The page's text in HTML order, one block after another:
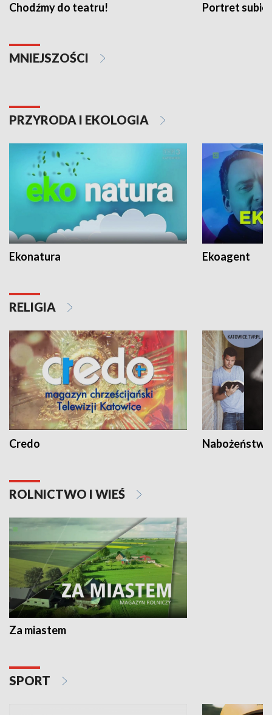
Chodźmy do teatru! Portret
MNIEJSZOŚCI
PRZYRODA I EKOLOGIA
Ekonatura Ekoagent
RELIGIA
Credo
ROLNICTWO I WIEŚ
Za miastem
SPORT